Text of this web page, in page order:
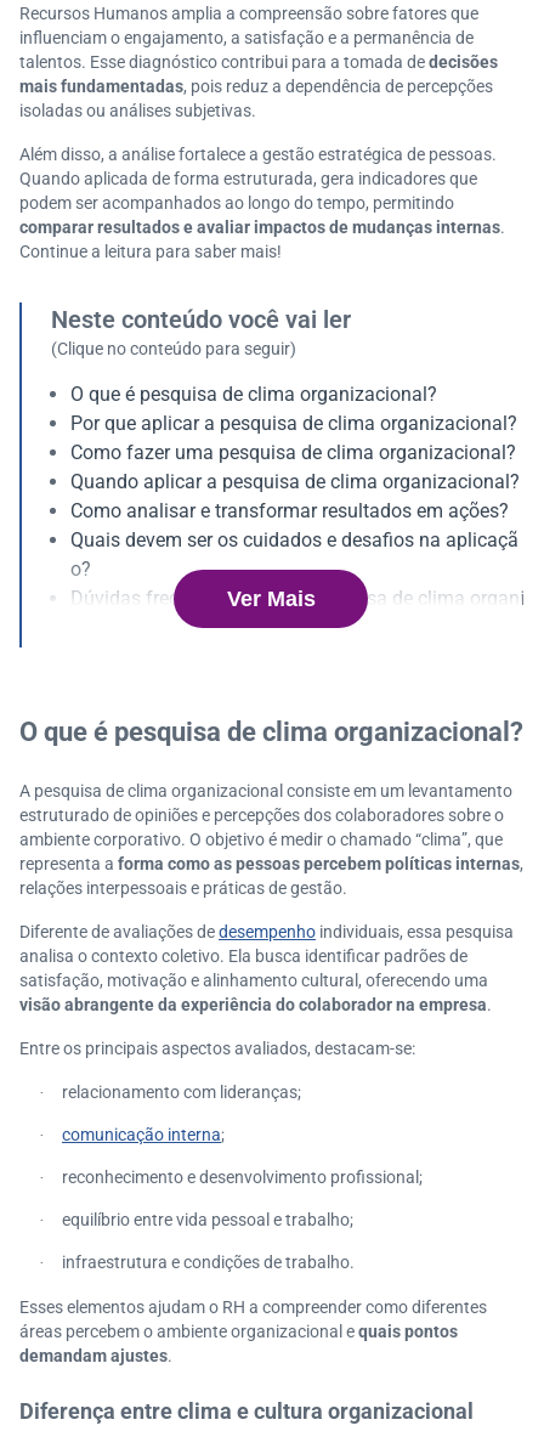
Recursos Humanos amplia a compreensão sobre fatores que
influenciam o engajamento, a satisfação e a permanência de
talentos. Esse diagnóstico contribui para a tomada dedecisões
mais fundamentadas, pois reduz a dependência de percepções
isoladas ou análises subjetivas.
Além disso, a análise fortalece a gestão estratégica de pessoas.
Quando aplicada de forma estruturada, gera indicadores que
podem ser acompanhados ao longo do tempo, permitindo
comparar resultados e avaliar impactos de mudanças internas.
Continue a leitura para saber mais!
Neste conteúdo você vai ler
(Clique no conteúdo para seguir)
O que é pesquisa de clima organizacional?
Por que aplicar a pesquisa de clima organizacional?
Como fazer uma pesquisa de clima organizacional?
Quando aplicar a pesquisa de clima organizacional?
Como analisar e transformar resultados em ações?
Quais devem ser os cuidados e desafios na aplicaçã
o?
Dúvidas frequentes sobre a pesquisa de clima organi
Ver Mais
O que é pesquisa de clima organizacional?
A pesquisa de clima organizacional consiste em um levantamento
estruturado de opiniões e percepções dos colaboradores sobre o
ambiente corporativo. O objetivo é medir o chamado “clima”, que
representa a forma como as pessoas percebem políticas internas,
relações interpessoais e práticas de gestão.
Diferente de avaliações dedesempenho individuais, essa pesquisa
analisa o contexto coletivo. Ela busca identificar padrões de
satisfação, motivação e alinhamento cultural, oferecendo uma
visão abrangente da experiência do colaborador na empresa.
Entre os principais aspectos avaliados, destacam-se:
· relacionamento com lideranças;
· comunicação interna;
· reconhecimento e desenvolvimento profissional;
· equilíbrio entre vida pessoal e trabalho;
· infraestrutura e condições de trabalho.
Esses elementos ajudam o RH a compreender como diferentes
áreas percebem o ambiente organizacional equais pontos
demandam ajustes.
Diferença entre clima e cultura organizacional